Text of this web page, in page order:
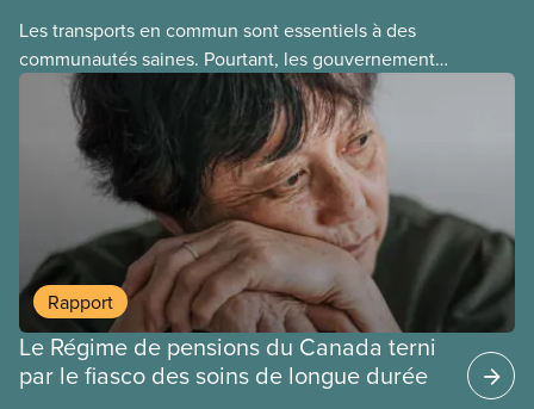
Les transports en commun sont essentiels à des
communautés saines. Pourtant, les gouvernements
laissent des entreprises les exploiter à des fins
lucratives. Ce nouveau document d’information
explique les échecs de la privatisation de réseaux
de transport en commun et les problèmes
fondamentaux des PPP, quel que soit le projet.
Rapport
Le Régime de pensions du Canada terni
par le fiasco des soins de longue durée